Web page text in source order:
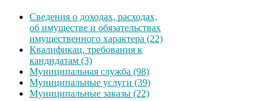
Сведения о доходах, расходах,
об имуществе и обязательствах
имущественного характера (22)
Квалификац. требования к
кандидатам (3)
Муниципальная служба (98)
Муниципальные услуги (39)
Муниципальные заказы (22)